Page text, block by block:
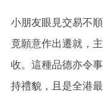
小朋友眼見交易不
竟願意作出遷就，
收。這種品德亦令
持禮貌，且是全港